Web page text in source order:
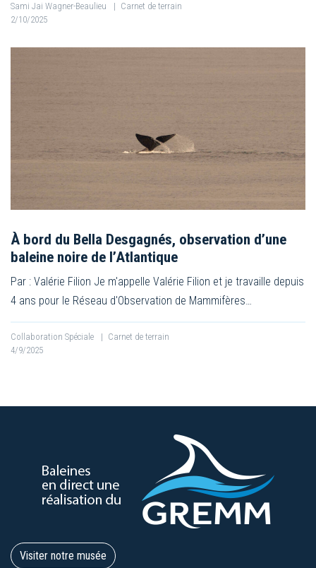
Sami Jai Wagner-Beaulieu | Carnet de terrain
2/10/2025
À bord du Bella Desgagnés, observation d’une
baleine noire de l’Atlantique
Par : Valérie Filion Je m'appelle Valérie Filion et je travaille depuis
4 ans pour le Réseau d'Observation de Mammifères…
Collaboration Spéciale | Carnet de terrain
4/9/2025
Visiter notre musée